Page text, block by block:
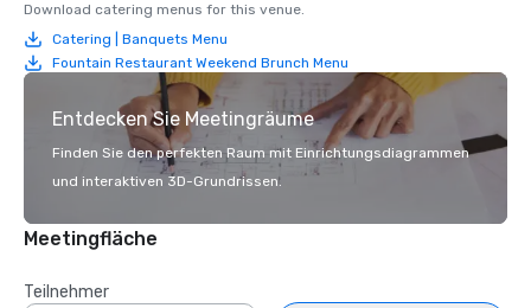
Download catering menus for this venue.
Catering | Banquets Menu
Fountain Restaurant Weekend Brunch Menu
Entdecken Sie Meetingräume
Finden Sie den perfekten Raum mit Einrichtungsdiagrammen
und interaktiven 3D-Grundrissen.
Meetingfläche
Teilnehmer